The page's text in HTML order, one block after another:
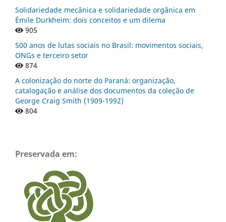
Solidariedade mecânica e solidariedade orgânica em
Émile Durkheim: dois conceitos e um dilema
905
500 anos de lutas sociais no Brasil: movimentos sociais,
ONGs e terceiro setor
874
A colonização do norte do Paraná: organização,
catalogação e análise dos documentos da coleção de
George Craig Smith (1909-1992)
804
Preservada em: